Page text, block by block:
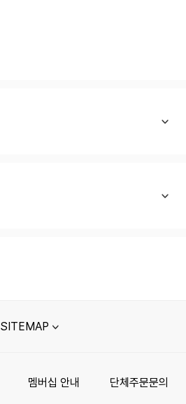
SITEMAP
멤버십 안내 단체주문문의